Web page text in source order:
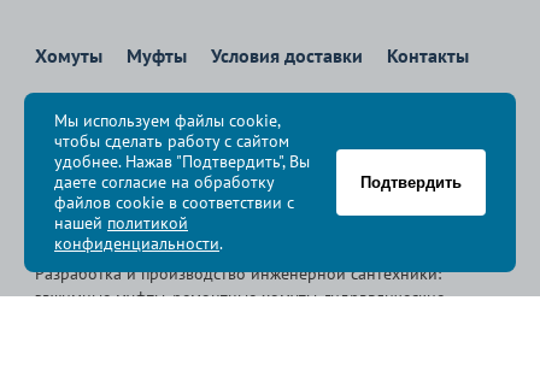
Хомуты Муфты Условия доставки Контакты
8 800 700-83-36
Звоните бесплатно с 08:00 до 17:00 по Москве
политика конфиденциальности
© Группа компаний « », 2009-2026
Разработка и производство инженерной сантехники:
зажимные муфты, ремонтные хомуты, гидравлические
Мы используем файлы cookie,
чтобы сделать работу с сайтом
удобнее. Нажав "Подтвердить", Вы
даете согласие на обработку
файлов cookie в соответствии с
нашей политикой
конфиденциальности.
Подтвердить